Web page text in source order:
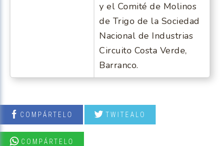
y el Comité de Molinos
de Trigo de la Sociedad
Nacional de Industrias
Circuito Costa Verde,
Barranco.
COMPÁRTELO TWITEALO
COMPÁRTELO